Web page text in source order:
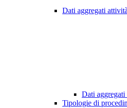
Dati aggregati
Dati
Tipologie di